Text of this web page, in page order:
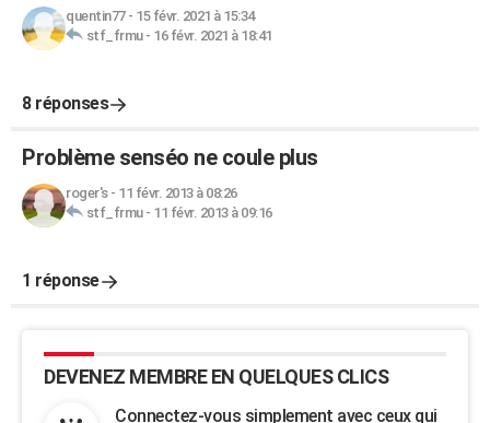
quentin77- 15 févr. 2021 à 15:34
stf_frmu- 16 févr. 2021 à 18:41
8 réponses
Problème senséo ne coule plus
roger's- 11 févr. 2013 à 08:26
stf_frmu- 11 févr. 2013 à 09:16
1 réponse
DEVENEZ MEMBRE EN QUELQUES CLICS
Connectez-vous simplement avec ceux qui